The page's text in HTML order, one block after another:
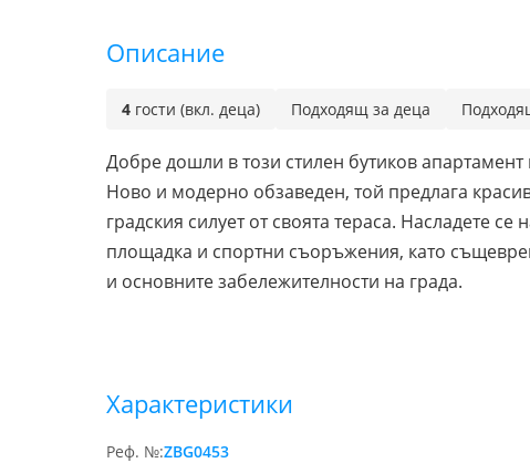
Описание
4 гости (вкл. деца) Подходящ за деца
Добре дошли в този стилен бутиков
Ново и модерно обзаведен, той предлага
градския силует от своята тераса. Насладете
площадка и спортни съоръжения, като
и основните забележителности на града.
Характеристики
Реф. №:ZBG0453